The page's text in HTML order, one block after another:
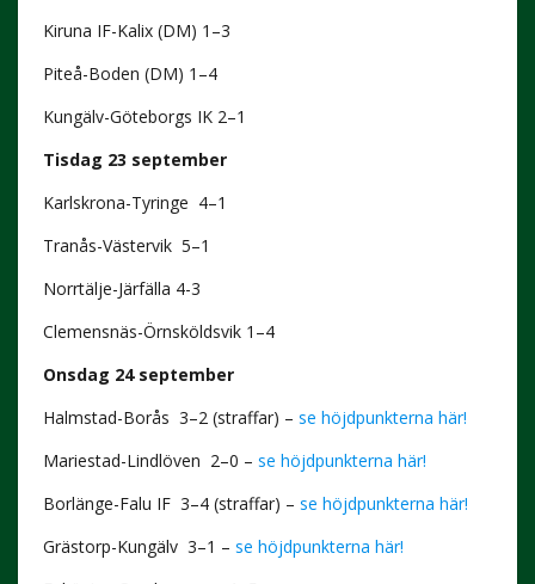
Kiruna IF-Kalix (DM) 1–3
Piteå-Boden (DM) 1–4
Kungälv-Göteborgs IK 2–1
Tisdag 23 september
Karlskrona-Tyringe 4–1
Tranås-Västervik 5–1
Norrtälje-Järfälla 4-3
Clemensnäs-Örnsköldsvik 1–4
Onsdag 24 september
Halmstad-Borås 3–2 (straffar) – se höjdpunkterna här!
Mariestad-Lindlöven 2–0 – se höjdpunkterna här!
Borlänge-Falu IF 3–4 (straffar) – se höjdpunkterna här!
Grästorp-Kungälv 3–1 – se höjdpunkterna här!